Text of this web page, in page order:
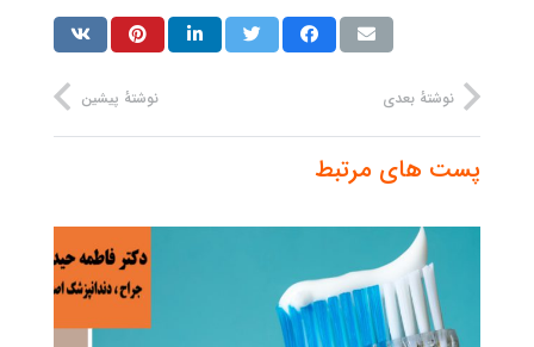
نوشتهٔ پیشین نوشتهٔ بعدی
پست های مرتبط